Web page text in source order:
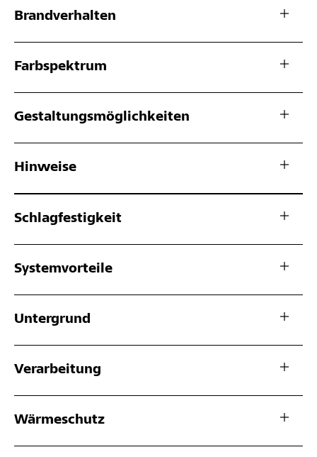
Brandverhalten
Farbspektrum
Gestaltungsmöglichkeiten
Hinweise
Schlagfestigkeit
Systemvorteile
Untergrund
Verarbeitung
Wärmeschutz